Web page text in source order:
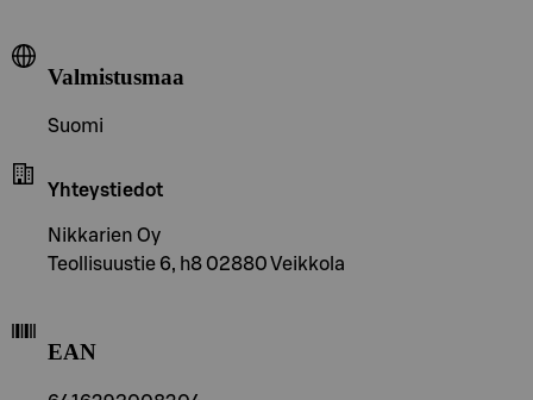
Valmistusmaa
Suomi
Yhteystiedot
Nikkarien Oy
Teollisuustie 6, h8 02880 Veikkola
EAN